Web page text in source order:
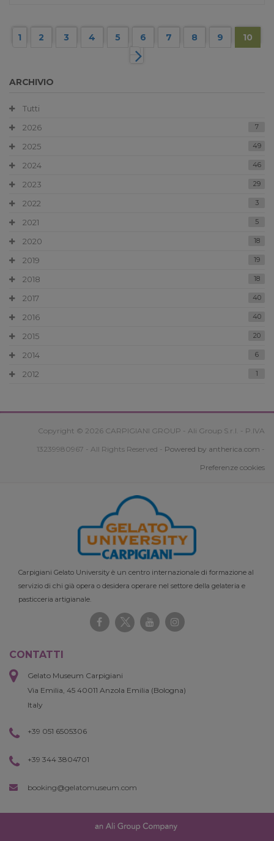
1 2 3 4 5 6 7 8 9 10
ARCHIVIO
Tutti
2026
7
2025 49
2024 46
2023 29
2022 3
2021 5
2020 18
2019 19
2018 18
2017 40
2016 40
2015 20
2014 6
2012 1
Copyright © 2026 CARPIGIANI GROUP - Ali Group S.r.l. - P.IVA
13239980967 - All Rights Reserved - Powered by antherica.com -
Preferenze cookies
Carpigiani Gelato University è un centro internazionale di formazione al
servizio di chi già opera o desidera operare nel settore della gelateria e
pasticceria artigianale.
CONTATTI
Gelato Museum Carpigiani
Via Emilia, 45 40011 Anzola Emilia (Bologna)
Italy
+39 051 6505306
+39 344 3804701
booking@gelatomuseum.com